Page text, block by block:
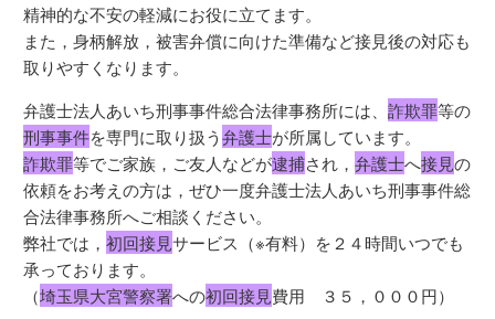
精神的な不安の軽減にお役に立てます。
また，身柄解放，被害弁償に向けた準備など接見後の対応も
取りやすくなります。
弁護士法人あいち刑事事件総合法律事務所には、詐欺罪等の
刑事事件を専門に取り扱う弁護士が所属しています。
詐欺罪等でご家族，ご友人などが逮捕され，弁護士へ接見の
依頼をお考えの方は，ぜひ一度弁護士法人あいち刑事事件総
合法律事務所へご相談ください。
弊社では，初回接見サービス（※有料）を２４時間いつでも
承っております。
（埼玉県大宮警察署への初回接見費用 ３５，０００円）